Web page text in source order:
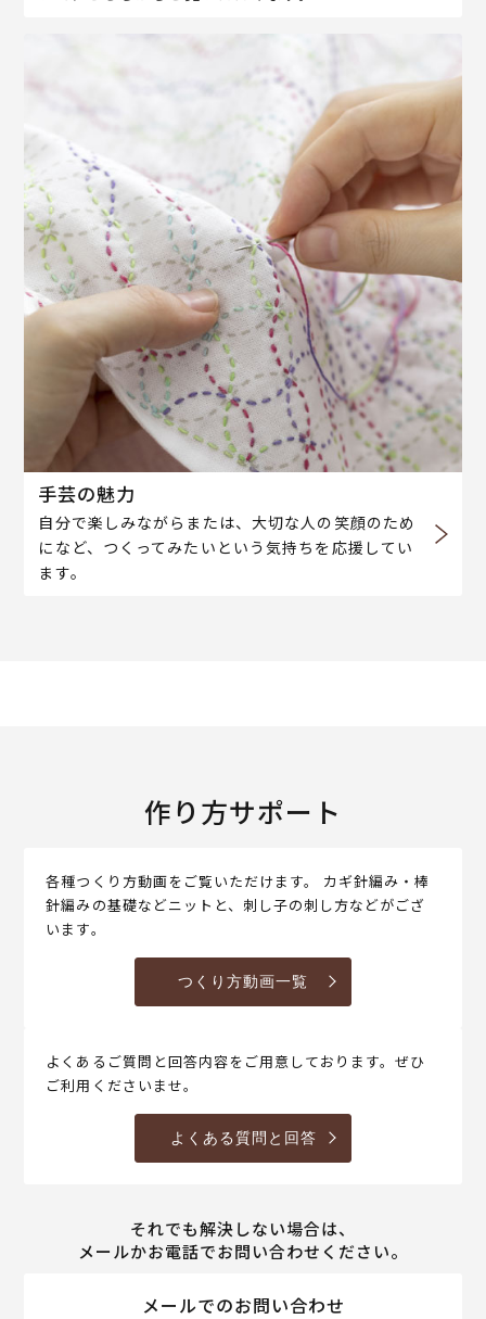
手芸の魅力
自分で楽しみながらまたは、大切な人の笑顔のため
になど、つくってみたいという気持ちを応援してい
ます。
作り方サポート
各種つくり方動画をご覧いただけます。 カギ針編み・棒
針編みの基礎などニットと、刺し子の刺し方などがござ
います。
つくり方動画一覧
よくあるご質問と回答内容をご用意しております。ぜひ
ご利用くださいませ。
よくある質問と回答
それでも解決しない場合は、
メールかお電話でお問い合わせください。
メールでのお問い合わせ